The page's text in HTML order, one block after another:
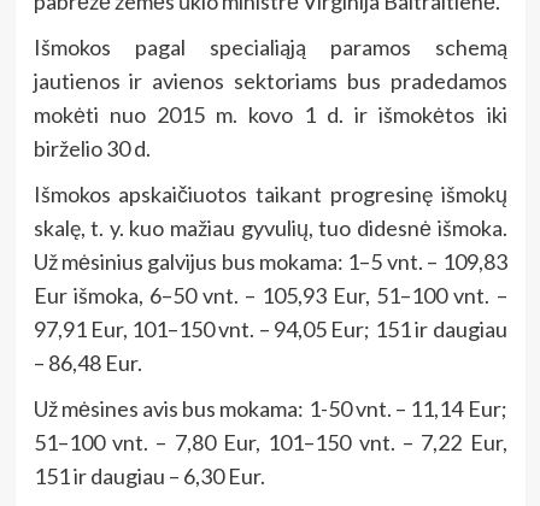
Išmokos pagal specialiąją paramos schemą
jautienos ir avienos sektoriams bus pradedamos
mokėti nuo 2015 m. kovo 1 d. ir išmokėtos iki
birželio 30 d.
Išmokos apskaičiuotos taikant progresinę išmokų
skalę, t. y. kuo mažiau gyvulių, tuo didesnė išmoka.
Už mėsinius galvijus bus mokama: 1–5 vnt. – 109,83
Eur išmoka, 6–50 vnt. – 105,93 Eur, 51–100 vnt. –
97,91 Eur, 101–150 vnt. – 94,05 Eur; 151 ir daugiau
– 86,48 Eur.
Už mėsines avis bus mokama: 1-50 vnt. – 11,14 Eur;
51–100 vnt. – 7,80 Eur, 101–150 vnt. – 7,22 Eur,
151 ir daugiau – 6,30 Eur.